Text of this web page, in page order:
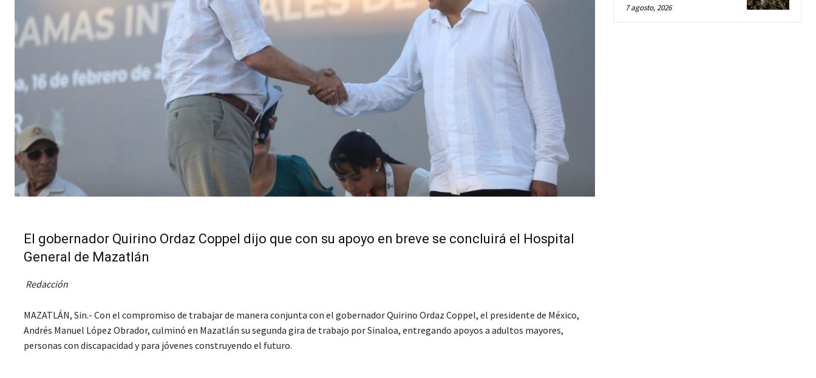
El gobernador Quirino Ordaz Coppel dijo que con su apoyo en breve se concluirá el Hospital
General de Mazatlán
Redacción
MAZATLÁN, Sin.- Con el compromiso de trabajar de manera conjunta con el gobernador Quirino Ordaz Coppel, el presidente de México,
Andrés Manuel López Obrador, culminó en Mazatlán su segunda gira de trabajo por Sinaloa, entregando apoyos a adultos mayores,
personas con discapacidad y para jóvenes construyendo el futuro.
7 agosto, 2026